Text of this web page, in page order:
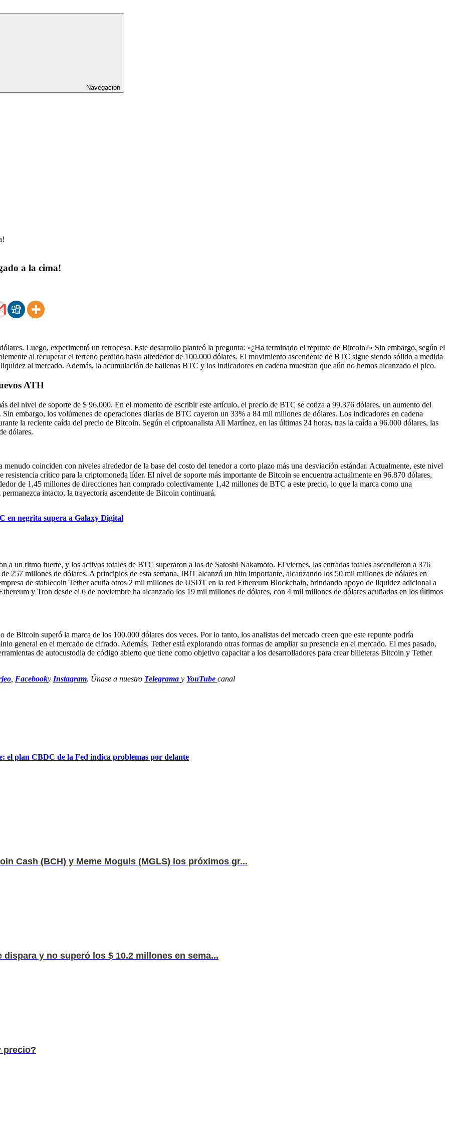
Navegación
a la cima!
Luego, experimentó un retroceso. Este desarrollo planteó la pregunta: «¿Ha terminado el repunte de Bitcoin?» Sin embargo, según el
al recuperar el terreno perdido hasta alrededor de 100.000 dólares. El movimiento ascendente de BTC sigue siendo sólido a medida
al mercado. Además, la acumulación de ballenas BTC y los indicadores en cadena muestran que aún no hemos alcanzado el pico.
ATH
del nivel de soporte de $ 96,000. En el momento de escribir este artículo, el precio de BTC se cotiza a 99.376 dólares, un aumento del
embargo, los volúmenes de operaciones diarias de BTC cayeron un 33% a 84 mil millones de dólares. Los indicadores en cadena
la reciente caída del precio de Bitcoin. Según el criptoanalista Ali Martínez, en las últimas 24 horas, tras la caída a 96.000 dólares, las
dólares.
coinciden con niveles alrededor de la base del costo del tenedor a corto plazo más una desviación estándar. Actualmente, este nivel
crítico para la criptomoneda líder. El nivel de soporte más importante de Bitcoin se encuentra actualmente en 96.870 dólares,
de 1,45 millones de direcciones han comprado colectivamente 1,42 millones de BTC a este precio, lo que la marca como una
intacto, la trayectoria ascendente de Bitcoin continuará.
en negrita supera a Galaxy Digital
a un ritmo fuerte, y los activos totales de BTC superaron a los de Satoshi Nakamoto. El viernes, las entradas totales ascendieron a 376
257 millones de dólares. A principios de esta semana, IBIT alcanzó un hito importante, alcanzando los 50 mil millones de dólares en
de stablecoin Tether acuña otros 2 mil millones de USDT en la red Ethereum Blockchain, brindando apoyo de liquidez adicional a
y Tron desde el 6 de noviembre ha alcanzado los 19 mil millones de dólares, con 4 mil millones de dólares acuñados en los últimos
Bitcoin superó la marca de los 100.000 dólares dos veces. Por lo tanto, los analistas del mercado creen que este repunte podría
general en el mercado de cifrado. Además, Tether está explorando otras formas de ampliar su presencia en el mercado. El mes pasado,
de autocustodia de código abierto que tiene como objetivo capacitar a los desarrolladores para crear billeteras Bitcoin y Tether
Facebooky Instagram. Únase a nuestro Telegrama y YouTube canal
el plan CBDC de la Fed indica problemas por delante
Cash (BCH) y Meme Moguls (MGLS) los próximos gr...
y no superó los $ 10.2 millones en sema...
precio?